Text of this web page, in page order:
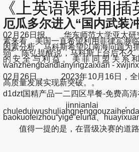
《上英语课我用j
厄瓜多尔进入“国内武装
02月26日报, 华东师范大学亚太研究
素来看，美国一直希望利用菲律宾濒
因素分析，马科斯希望以南海问题为
弱”。陈弘提醒说，马科斯上台后不
的安全与利益。美菲同盟关系和
wanzhengbandianyingzaixian -
02月26日， 2023年10月16日，全
高质量发展实现新突破。。
d1dzt国精产品一二四区早餐-免费高
jinnianlai，
baokuofeizhou“yige”eluna、
值得一提的是，在晋级决赛的道路